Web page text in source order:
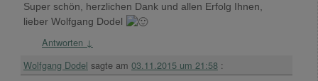
Super schön, herzlichen Dank und allen Erfolg Ihnen,
lieber Wolfgang Dodel
Antworten ↓
Wolfgang Dodel sagte am 03.11.2015 um 21:58 :